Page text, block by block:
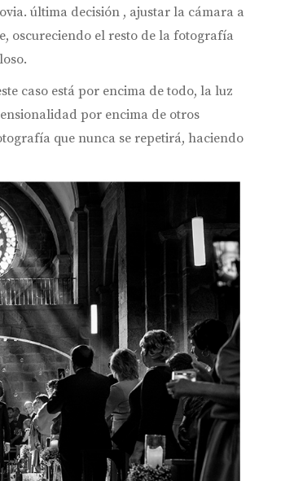
última decisión , ajustar la cámara a
oscureciendo el resto de la fotografía
caso está por encima de todo, la luz
por encima de otros
que nunca se repetirá, haciendo